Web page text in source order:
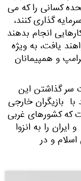
کسانی را که می
گذاری کنند،
انجام بدهند
یافت، به ویژه
و همپیمانان
سر گذاشتن این
بازیگران خارجی
که کشورهای غربی
را به انزوا
و در